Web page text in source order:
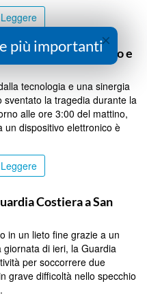
dai vigili del fuoco e
tecnologia e una sinergia
la tragedia durante la
alle ore 3:00 del mattino,
un dispositivo elettronico è
Costiera a San
in un lieto fine grazie a un
di ieri, la Guardia
per soccorrere due
grave difficoltà nello specchio
×
più importanti